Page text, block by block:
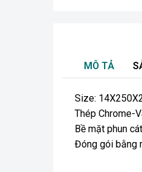
MÔ TẢ
Size:
Thép Chrome-
Bề mặt phun cát
Đóng gói bằng